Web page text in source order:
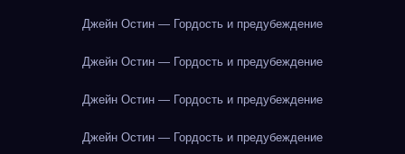
Джейн Остин — Гордость и предубеждение
Джейн Остин — Гордость и предубеждение
Джейн Остин — Гордость и предубеждение
Джейн Остин — Гордость и предубеждение